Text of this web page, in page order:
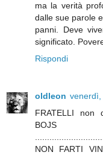
ma la verità
dalle sue parole
panni. Deve
significato.
Rispondi
oldleon venerdì,
FRATELLI non
BOJS
NON FARTI